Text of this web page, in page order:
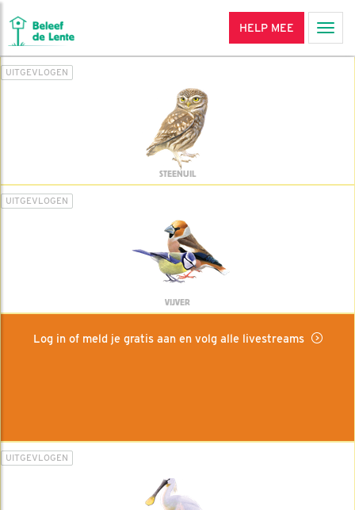
HELP MEE
UITGEVLOGEN
STEENUIL
UITGEVLOGEN
VIJVER
Log in of meld je gratis aan en volg alle livestreams
UITGEVLOGEN